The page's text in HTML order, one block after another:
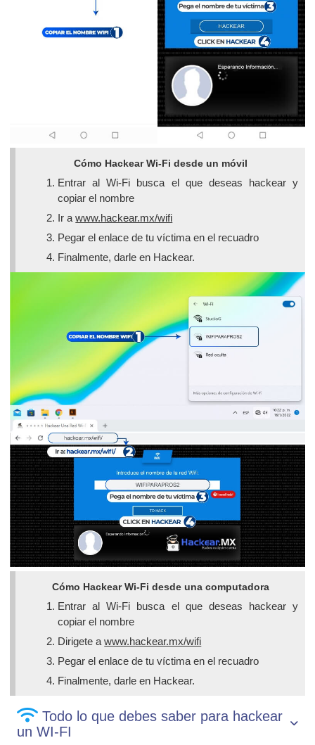
Cómo Hackear Wi-Fi desde un móvil
Entrar al Wi-Fi busca el que deseas hackear y
copiar el nombre
Ir awww.hackear.mx/wifi
Pegar el enlace de tu víctima en el recuadro
Finalmente, darle en Hackear.
Cómo Hackear Wi-Fi desde una computadora
Entrar al Wi-Fi busca el que deseas hackear y
copiar el nombre
Dirigete awww.hackear.mx/wifi
Pegar el enlace de tu víctima en el recuadro
Finalmente, darle en Hackear.
Todo lo que debes saber para hackear
un WI-FI